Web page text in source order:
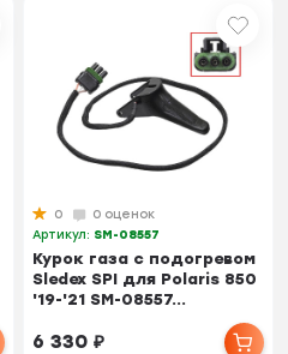
0
0 оценок
Артикул: SM-08557
Курок газа с подогревом
Sledex SPI для Polaris 850
'19-'21 SM-08557...
6 330₽